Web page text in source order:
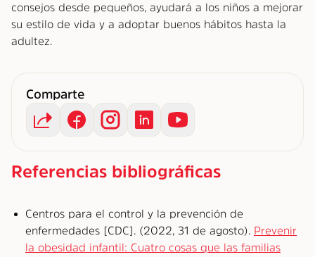
consejos desde pequeños, ayudará a los niños a mejorar
su estilo de vida y a adoptar buenos hábitos hasta la
adultez.
Comparte
Referencias bibliográficas
Centros para el control y la prevención de
enfermedades [CDC]. (2022, 31 de agosto). Prevenir
la obesidad infantil: Cuatro cosas que las familias